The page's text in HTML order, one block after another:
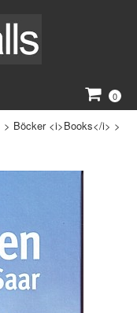
0
> Böcker <i>Books</i> >